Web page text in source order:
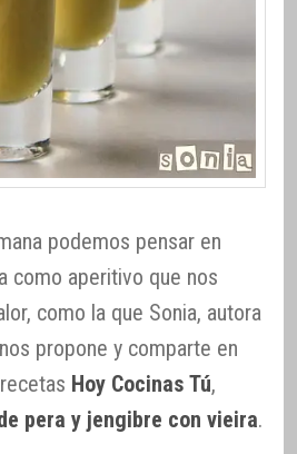
podemos pensar en
como aperitivo que nos
como la que Sonia, autora
propone y comparte en
Hoy Cocinas Tú,
pera y jengibre con vieira.